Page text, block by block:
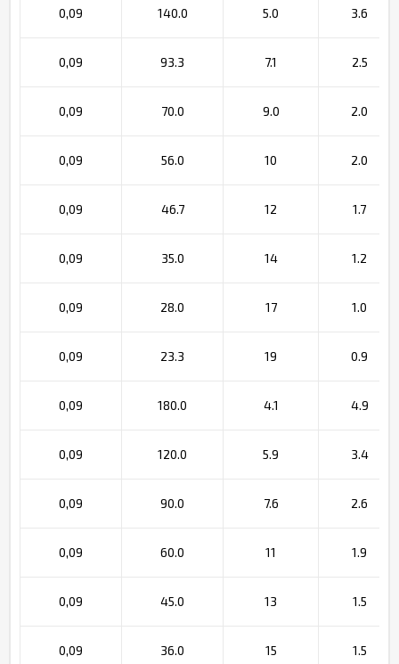
0,09 140.0 5.0 3.6
0,09 93.3 7.1 2.5
0,09 70.0 9.0 2.0
0,09 56.0 10 2.0
0,09 46.7 12 1.7
0,09 35.0 14 1.2
0,09 28.0 17 1.0
0,09 23.3 19 0.9
0,09 180.0 4.1 4.9
0,09 120.0 5.9 3.4
0,09 90.0 7.6 2.6
0,09 60.0 11 1.9
0,09 45.0 13 1.5
0,09 36.0 15 1.5